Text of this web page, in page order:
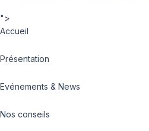
">
Accueil
Présentation
Evénements & News
Nos conseils